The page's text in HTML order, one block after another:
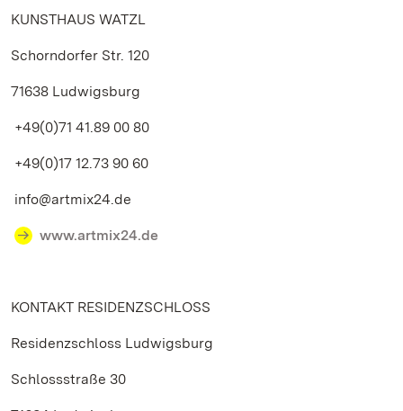
KUNSTHAUS WATZL
Schorndorfer Str. 120
71638 Ludwigsburg
+49(0)71 41.89 00 80
+49(0)17 12.73 90 60
info@artmix24.de
www.artmix24.de
KONTAKT RESIDENZSCHLOSS
Residenzschloss Ludwigsburg
Schlossstraße 30